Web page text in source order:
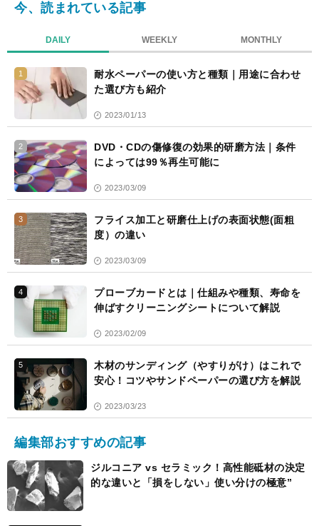
今、読まれている記事
DAILY WEEKLY MONTHLY
1
耐水ペーパーの使い方と種類｜用途に合わせ
た選び方も紹介
2023/01/13
2
DVD・CDの傷修復の効果的研磨方法｜条件
によっては99％再生可能に
2023/03/09
3
フライス加工と研磨仕上げの表面状態(面粗
度）の違い
2023/03/09
4
プローブカードとは｜仕組みや種類、寿命を
伸ばすクリーニングシートについて解説
2023/02/09
5
木材のサンディング（やすりがけ）はこれで
安心！コツやサンドペーパーの選び方を解説
2023/03/23
編集部おすすめの記事
ジルコニア vs セラミック！高性能砥材の決定
的な違いと「損をしない」使い分けの極意”